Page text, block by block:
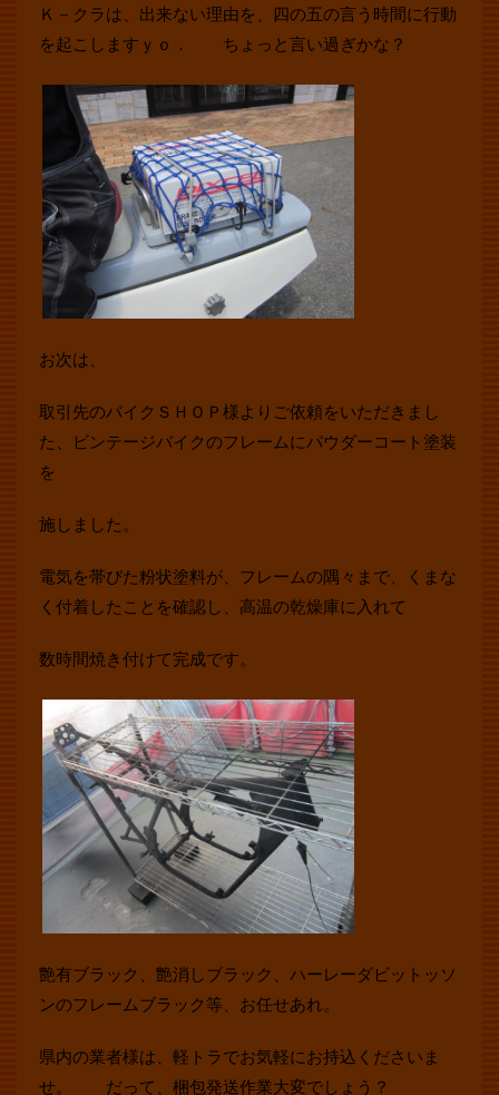
Ｋ－クラは、出来ない理由を、四の五の言う時間に行動
を起こしますｙｏ． ちょっと言い過ぎかな？
お次は、
取引先のバイクＳＨＯＰ様よりご依頼をいただきまし
た、ビンテージバイクのフレームにパウダーコート塗装
を
施しました。
電気を帯びた粉状塗料が、フレームの隅々まで、くまな
く付着したことを確認し、高温の乾燥庫に入れて
数時間焼き付けて完成です。
艶有ブラック、艶消しブラック、ハーレーダビットッソ
ンのフレームブラック等、お任せあれ。
県内の業者様は、軽トラでお気軽にお持込くださいま
せ。 だって、梱包発送作業大変でしょう？